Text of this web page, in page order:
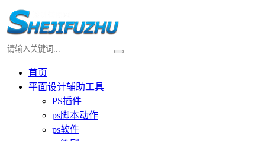
首页
平面设计辅助工具
PS插件
ps脚本动作
ps软件